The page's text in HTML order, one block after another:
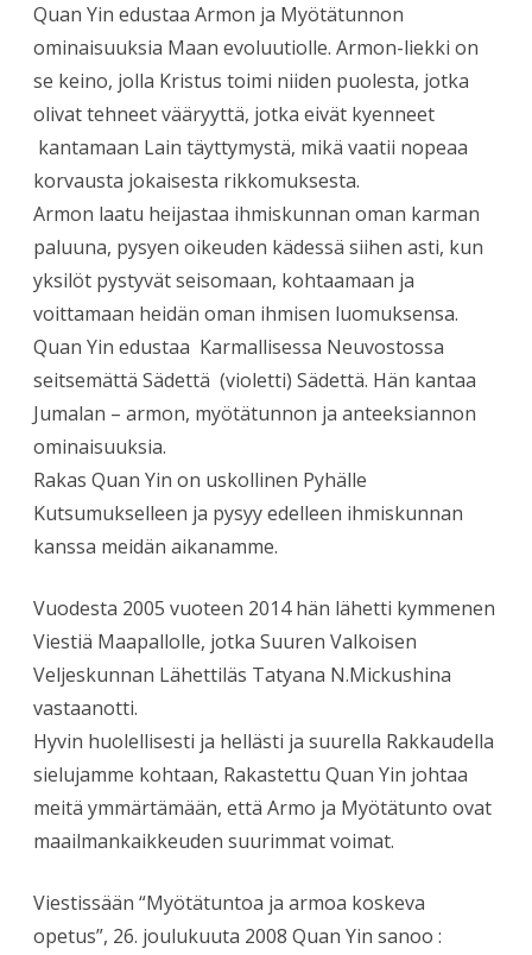
Quan Yin edustaa Armon ja Myötätunnon
ominaisuuksia Maan evoluutiolle. Armon-liekki on
se keino, jolla Kristus toimi niiden puolesta, jotka
olivat tehneet vääryyttä, jotka eivät kyenneet
kantamaan Lain täyttymystä, mikä vaatii nopeaa
korvausta jokaisesta rikkomuksesta.
Armon laatu heijastaa ihmiskunnan oman karman
paluuna, pysyen oikeuden kädessä siihen asti, kun
yksilöt pystyvät seisomaan, kohtaamaan ja
voittamaan heidän oman ihmisen luomuksensa.
Quan Yin edustaa Karmallisessa Neuvostossa
seitsemättä Sädettä (violetti) Sädettä. Hän kantaa
Jumalan – armon, myötätunnon ja anteeksiannon
ominaisuuksia.
Rakas Quan Yin on uskollinen Pyhälle
Kutsumukselleen ja pysyy edelleen ihmiskunnan
kanssa meidän aikanamme.
Vuodesta 2005 vuoteen 2014 hän lähetti kymmenen
Viestiä Maapallolle, jotka Suuren Valkoisen
Veljeskunnan Lähettiläs Tatyana N.Mickushina
vastaanotti.
Hyvin huolellisesti ja hellästi ja suurella Rakkaudella
sielujamme kohtaan, Rakastettu Quan Yin johtaa
meitä ymmärtämään, että Armo ja Myötätunto ovat
maailmankaikkeuden suurimmat voimat.
Viestissään “Myötätuntoa ja armoa koskeva
opetus”, 26. joulukuuta 2008 Quan Yin sanoo :